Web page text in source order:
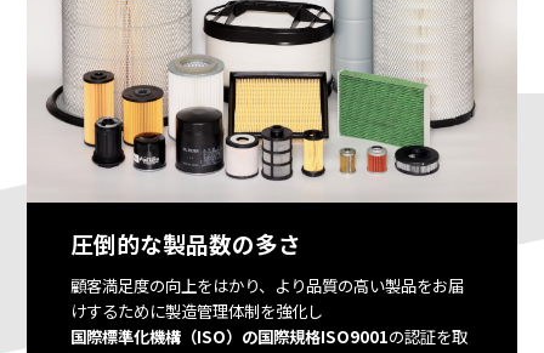
圧倒的な製品数の多さ
顧客満足度の向上をはかり、より品質の高い製品をお届
けするために製造管理体制を強化し
国際標準化機構（ISO）の国際規格ISO9001の認証を取